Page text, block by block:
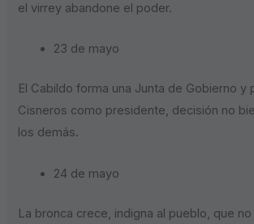
el virrey abandone el poder.
23 de mayo
El Cabildo forma una Junta de Gobierno y
Cisneros como presidente, decisión no
los demás.
24 de mayo
La bronca crece, indigna al pueblo, que